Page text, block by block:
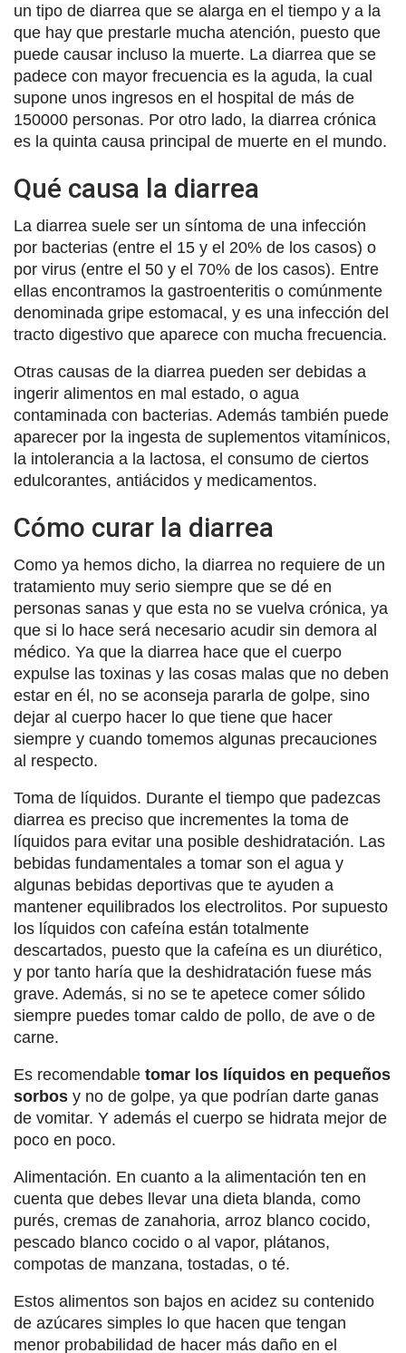
un tipo de diarrea que se alarga en el tiempo y a la
que hay que prestarle mucha atención, puesto que
puede causar incluso la muerte. La diarrea que se
padece con mayor frecuencia es la aguda, la cual
supone unos ingresos en el hospital de más de
150000 personas. Por otro lado, la diarrea crónica
es la quinta causa principal de muerte en el mundo.
Qué causa la diarrea
La diarrea suele ser un síntoma de una infección
por bacterias (entre el 15 y el 20% de los casos) o
por virus (entre el 50 y el 70% de los casos). Entre
ellas encontramos la gastroenteritis o comúnmente
denominada gripe estomacal, y es una infección del
tracto digestivo que aparece con mucha frecuencia.
Otras causas de la diarrea pueden ser debidas a
ingerir alimentos en mal estado, o agua
contaminada con bacterias. Además también puede
aparecer por la ingesta de suplementos vitamínicos,
la intolerancia a la lactosa, el consumo de ciertos
edulcorantes, antiácidos y medicamentos.
Cómo curar la diarrea
Como ya hemos dicho, la diarrea no requiere de un
tratamiento muy serio siempre que se dé en
personas sanas y que esta no se vuelva crónica, ya
que si lo hace será necesario acudir sin demora al
médico. Ya que la diarrea hace que el cuerpo
expulse las toxinas y las cosas malas que no deben
estar en él, no se aconseja pararla de golpe, sino
dejar al cuerpo hacer lo que tiene que hacer
siempre y cuando tomemos algunas precauciones
al respecto.
Toma de líquidos. Durante el tiempo que padezcas
diarrea es preciso que incrementes la toma de
líquidos para evitar una posible deshidratación. Las
bebidas fundamentales a tomar son el agua y
algunas bebidas deportivas que te ayuden a
mantener equilibrados los electrolitos. Por supuesto
los líquidos con cafeína están totalmente
descartados, puesto que la cafeína es un diurético,
y por tanto haría que la deshidratación fuese más
grave. Además, si no se te apetece comer sólido
siempre puedes tomar caldo de pollo, de ave o de
carne.
Es recomendable tomar los líquidos en pequeños
sorbos y no de golpe, ya que podrían darte ganas
de vomitar. Y además el cuerpo se hidrata mejor de
poco en poco.
Alimentación. En cuanto a la alimentación ten en
cuenta que debes llevar una dieta blanda, como
purés, cremas de zanahoria, arroz blanco cocido,
pescado blanco cocido o al vapor, plátanos,
compotas de manzana, tostadas, o té.
Estos alimentos son bajos en acidez su contenido
de azúcares simples lo que hacen que tengan
menor probabilidad de hacer más daño en el